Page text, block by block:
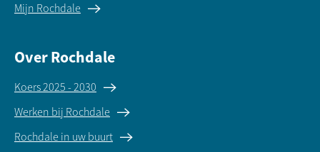
Mijn Rochdale
Over Rochdale
Koers 2025 - 2030
Werken bij Rochdale
Rochdale in uw buurt